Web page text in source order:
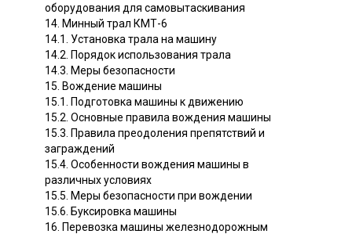
оборудования для самовытаскивания
14. Минный трал КМТ-6
14.1. Установка трала на машину
14.2. Порядок использования трала
14.3. Меры безопасности
15. Вождение машины
15.1. Подготовка машины к движению
15.2. Основные правила вождения машины
15.3. Правила преодоления препятствий и
заграждений
15.4. Особенности вождения машины в
различных условиях
15.5. Меры безопасности при вождении
15.6. Буксировка машины
16. Перевозка машины железнодорожным